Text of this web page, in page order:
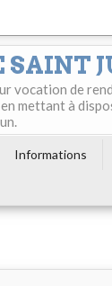
SAINT
vocation de
mettant à
Informations